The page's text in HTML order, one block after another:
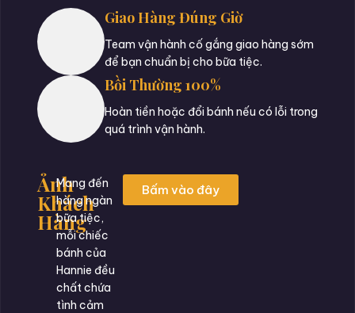
Giao Hàng Đúng Giờ
Team vận hành cố gắng giao hàng sớm
để bạn chuẩn bị cho bữa tiệc.
Bồi Thường 100%
Hoàn tiền hoặc đổi bánh nếu có lỗi trong
quá trình vận hành.
Ảnh
Khách
Hàng
Mang đến
hàng ngàn
bữa tiệc,
mỗi chiếc
bánh của
Hannie đều
chất chứa
tình cảm
Bấm vào đây